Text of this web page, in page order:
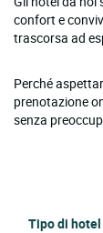
confort e
trascorsa ad
Perché
prenotazione
senza
Tipo di hotel